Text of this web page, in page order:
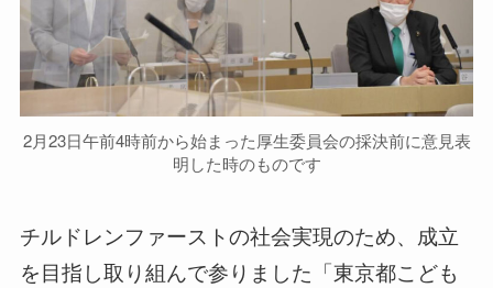
2月23日午前4時前から始まった厚生委員会の採決前に意見表
明した時のものです
チルドレンファーストの社会実現のため、成立
を目指し取り組んで参りました「東京都こども